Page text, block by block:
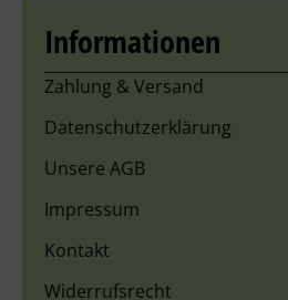
Informationen
Zahlung & Versand
Datenschutzerklärung
Unsere AGB
Impressum
Kontakt
Widerrufsrecht